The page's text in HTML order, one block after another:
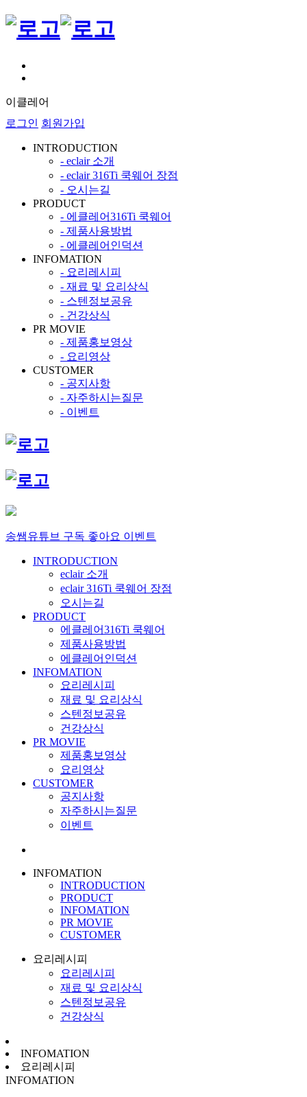
이클레어
로그인 회원가입
INTRODUCTION
- eclair 소개
- eclair 316Ti 쿡웨어 장점
- 오시는길
PRODUCT
- 에클레어316Ti 쿡웨어
- 제품사용방법
- 에클레어인덕션
INFOMATION
- 요리레시피
- 재료 및 요리상식
- 스텐정보공유
- 건강상식
PR MOVIE
- 제품홍보영상
- 요리영상
CUSTOMER
- 공지사항
- 자주하시는질문
- 이벤트
송쌤유튜브 구독 좋아요 이벤트
INTRODUCTION
eclair 소개
eclair 316Ti 쿡웨어 장점
오시는길
PRODUCT
에클레어316Ti 쿡웨어
제품사용방법
에클레어인덕션
INFOMATION
요리레시피
재료 및 요리상식
스텐정보공유
건강상식
PR MOVIE
제품홍보영상
요리영상
CUSTOMER
공지사항
자주하시는질문
이벤트
INFOMATION
INTRODUCTION
PRODUCT
INFOMATION
PR MOVIE
CUSTOMER
요리레시피
요리레시피
재료 및 요리상식
스텐정보공유
건강상식
INFOMATION
요리레시피
INFOMATION